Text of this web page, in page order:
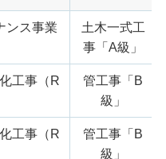
ンス事業
土木一式工
事「A級」
工事（R
管工事「B
級」
工事（R
管工事「B
級」